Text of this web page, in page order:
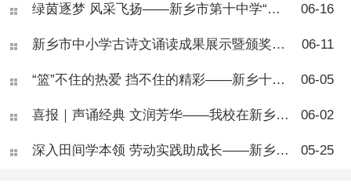
康副校长、河南医药大学一附
讲。 讲座开篇，王医师向
解BMI自测标准，让大家学会
简单判断自身体重状况。他指
而是慢性代谢疾病，会从体
健康多方面危害青少年成长，
绿茵逐梦 风采飞扬——新乡市第十中学“校长杯”八年级足球联赛圆满落幕 06-16
新乡市中小学古诗文诵读成果展示暨颁奖活动在新乡市第十中学圆满落幕 06-11
“篮”不住的热爱 挡不住的精彩——新乡十中七年级篮球联赛圆满结束 06-05
喜报｜声诵经典 文润芳华——我校在新乡市中小学生古诗文朗诵活动中斩获佳绩 06-02
深入田间学本领 劳动实践助成长——新乡市第十中学“劳动进农庄”活动顺利开展 05-25